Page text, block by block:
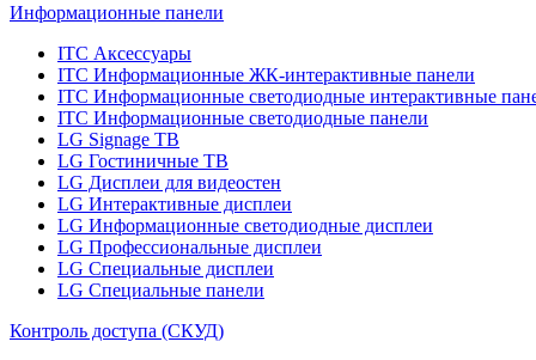
Информационные панели
ITC Аксессуары
ITC Информационные ЖК-интерактивные панели
ITC Информационные светодиодные интерактивные
ITC Информационные светодиодные панели
LG Signage ТВ
LG Гостиничные ТВ
LG Дисплеи для видеостен
LG Интерактивные дисплеи
LG Информационные светодиодные дисплеи
LG Профессиональные дисплеи
LG Специальные дисплеи
LG Специальные панели
Контроль доступа (СКУД)